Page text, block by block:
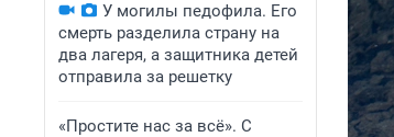
У могилы педофила. Его
смерть разделила страну на
два лагеря, а защитника детей
отправила за решетку
«Простите нас за всё». С